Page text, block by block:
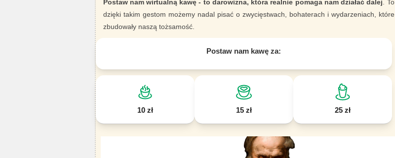
Postaw nam wirtualną kawę - to darowizna, która realnie pomaga nam działać dalej . To
dzięki takim gestom możemy nadal pisać o zwycięstwach, bohaterach i wydarzeniach, które
zbudowały naszą tożsamość.
Postaw nam kawę za:
10 zł 15 zł 25 zł